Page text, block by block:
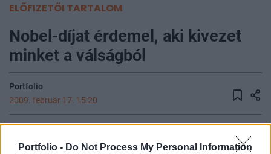
Portfolio - Do Not Process My Personal Information
ELŐFIZETŐI TARTALOM
Nobel-díjat érdemel, aki kivezet
minket a válságból
Portfolio
2009. február 17. 15:20
az, aki anélkül húzza ki Magyarországot a